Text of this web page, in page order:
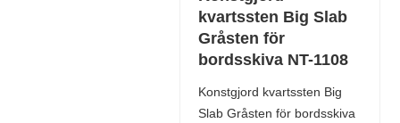
kvartssten Big Slab
Gråsten för
bordsskiva NT-1108
Konstgjord kvartssten Big
Slab Gråsten för bordsskiva